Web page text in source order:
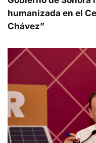
humanizada en el
Chávez”